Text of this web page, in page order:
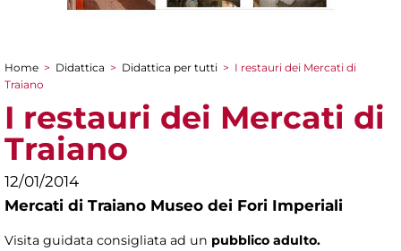
Tu sei qui
Home > Didattica > Didattica per tutti > I restauri dei Mercati di
Traiano
I restauri dei Mercati di
Traiano
12/01/2014
Mercati di Traiano Museo dei Fori Imperiali
Visita guidata consigliata ad un pubblico adulto.